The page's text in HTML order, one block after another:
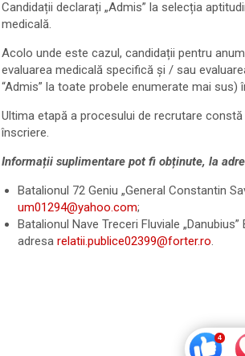
Candidații declarați „Admis” la selecția
medicală.
Acolo unde este cazul, candidații pentru
evaluarea medicală specifică și / sau
“Admis” la toate probele enumerate mai sus)
Ultima etapă a procesului de recrutare
înscriere.
Informații suplimentare pot fi obținute, la
Batalionul 72 Geniu „General Constantin
um01294@yahoo.com;
Batalionul Nave Treceri Fluviale
adresa relatii.publice02399@forter.ro.